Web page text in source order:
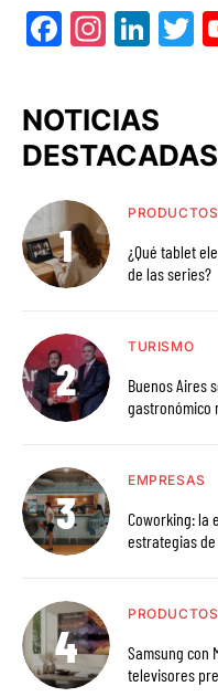
Facebook
NOTICIAS
DESTACADAS
PRODUCTOS
¿Qué tablet
de las series?
TURISMO
Buenos Aires
gastronómico
EMPRESAS
Coworking: la
estrategias
PRODUCTOS
Samsung con
televisores